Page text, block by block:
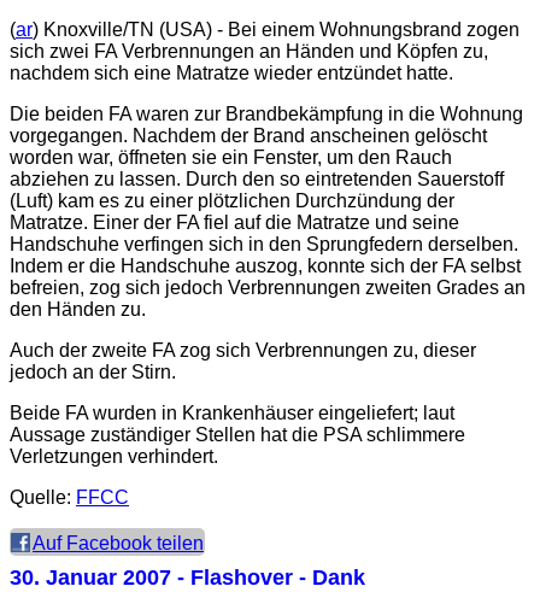
(ar) Knoxville/TN (USA) - Bei einem Wohnungsbrand zogen
sich zwei FA Verbrennungen an Händen und Köpfen zu,
nachdem sich eine Matratze wieder entzündet hatte.
Die beiden FA waren zur Brandbekämpfung in die Wohnung
vorgegangen. Nachdem der Brand anscheinen gelöscht
worden war, öffneten sie ein Fenster, um den Rauch
abziehen zu lassen. Durch den so eintretenden Sauerstoff
(Luft) kam es zu einer plötzlichen Durchzündung der
Matratze. Einer der FA fiel auf die Matratze und seine
Handschuhe verfingen sich in den Sprungfedern derselben.
Indem er die Handschuhe auszog, konnte sich der FA selbst
befreien, zog sich jedoch Verbrennungen zweiten Grades an
den Händen zu.
Auch der zweite FA zog sich Verbrennungen zu, dieser
jedoch an der Stirn.
Beide FA wurden in Krankenhäuser eingeliefert; laut
Aussage zuständiger Stellen hat die PSA schlimmere
Verletzungen verhindert.
Quelle: FFCC
Auf Facebook teilen
30. Januar 2007 - Flashover - Dank